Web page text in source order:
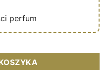
perfum
(flacon gris 100 ml) -